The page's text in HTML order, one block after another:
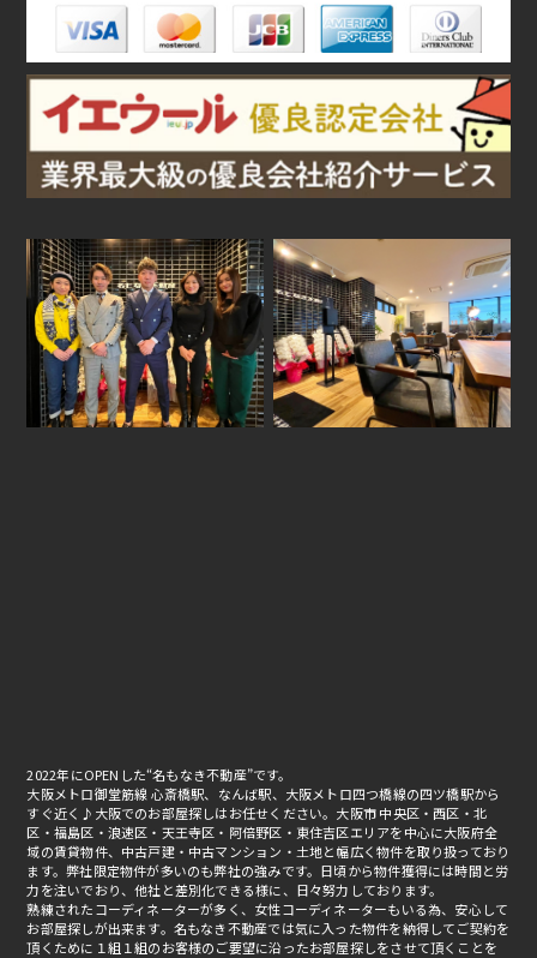
2022年にOPENした“名もなき不動産”です。
大阪メトロ御堂筋線 心斎橋駅、なんば駅、大阪メトロ四つ橋線の四ツ橋駅から
すぐ近く♪大阪でのお部屋探しはお任せください。大阪市 中央区・西区・北
区・福島区・浪速区・天王寺区・阿倍野区・東住吉区エリアを中心に大阪府全
域の賃貸物件、中古戸建・中古マンション・土地と幅広く物件を取り扱っており
ます。弊社限定物件が多いのも弊社の強みです。日頃から物件獲得には時間と労
力を注いでおり、他社と差別化できる様に、日々努力しております。
熟練されたコーディネーターが多く、女性コーディネーターもいる為、安心して
お部屋探しが出来ます。名もなき不動産では気に入った物件を納得してご契約を
頂くために１組１組のお客様のご要望に沿ったお部屋探しをさせて頂くことを